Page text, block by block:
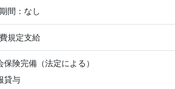
間：なし
規定支給
保険完備（法定による）
貸与